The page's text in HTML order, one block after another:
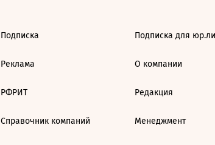
Подписка
Реклама
РФРИТ
Справочник компаний
Подписка для
О компании
Редакция
Менеджмент